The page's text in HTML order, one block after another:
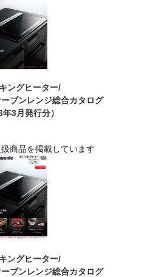
ングヒーター/
ブンレンジ総合カタログ
年3月発行分）
商品を掲載しています
ングヒーター/
ブンレンジ総合カタログ